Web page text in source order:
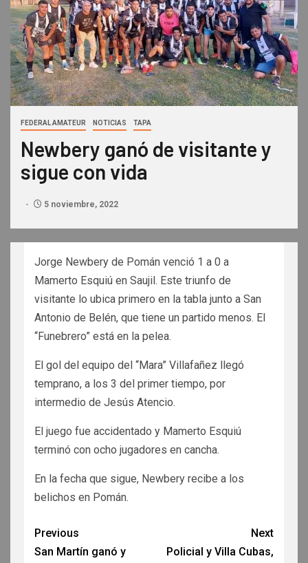
FEDERAL AMATEUR NOTICIAS TAPA
Newbery ganó de visitante y
sigue con vida
5 noviembre, 2022
Jorge Newbery de Pomán venció 1 a 0 a
Mamerto Esquiú en Saujil. Este triunfo de
visitante lo ubica primero en la tabla junto a San
Antonio de Belén, que tiene un partido menos. El
“Funebrero” está en la pelea.
El gol del equipo del “Mara” Villafañez llegó
temprano, a los 3 del primer tiempo, por
intermedio de Jesús Atencio.
El juego fue accidentado y Mamerto Esquiú
terminó con ocho jugadores en cancha.
En la fecha que sigue, Newbery recibe a los
belichos en Pomán.
Previous
San Martín ganó y
Next
Policial y Villa Cubas,